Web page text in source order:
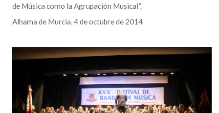
de Música como la Agrupación Musical”.
Alhama de Murcia, 4 de octubre de 2014